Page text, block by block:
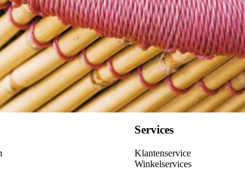
Services
Klantenservice
Winkelservices